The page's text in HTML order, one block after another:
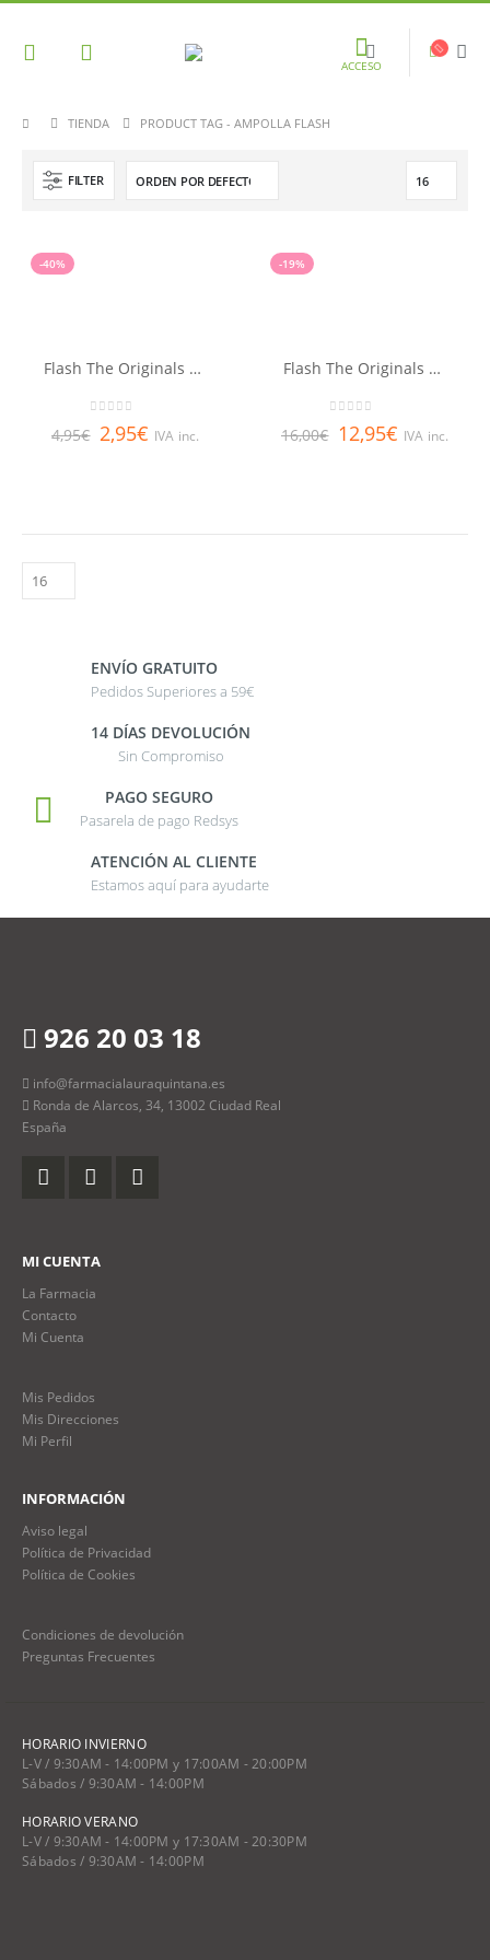
ACCESO
TIENDA PRODUCT TAG - AMPOLLA FLASH
FILTER
-40%
Flash The Originals MARTI DERM – 1 ampolla
4,95€ 2,95€ IVA inc.
-19%
Flash The Originals MARTI DERM – 5 ampollas
16,00€ 12,95€ IVA inc.
ENVÍO GRATUITO
Pedidos Superiores a 59€
14 DÍAS DEVOLUCIÓN
Sin Compromiso
PAGO SEGURO
Pasarela de pago Redsys
ATENCIÓN AL CLIENTE
Estamos aquí para ayudarte
926 20 03 18
info@farmacialauraquintana.es
Ronda de Alarcos, 34, 13002 Ciudad Real
España
MI CUENTA
La Farmacia
Contacto
Mi Cuenta
Mis Pedidos
Mis Direcciones
Mi Perfil
INFORMACIÓN
Aviso legal
Política de Privacidad
Política de Cookies
Condiciones de devolución
Preguntas Frecuentes
HORARIO INVIERNO
L-V / 9:30AM - 14:00PM y 17:00AM - 20:00PM
Sábados / 9:30AM - 14:00PM
HORARIO VERANO
L-V / 9:30AM - 14:00PM y 17:30AM - 20:30PM
Sábados / 9:30AM - 14:00PM